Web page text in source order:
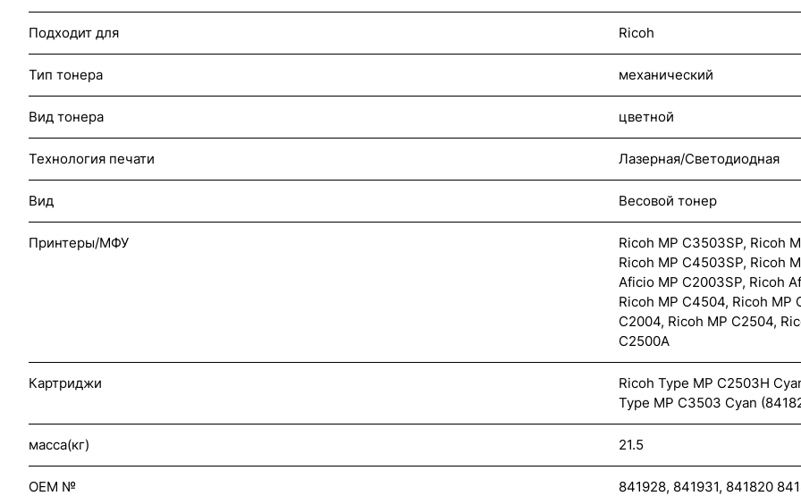
Подходит для Ricoh
Тип тонера механический
Вид тонера цветной
Технология печати Лазерная/Светодиодная
Вид Весовой тонер
Принтеры/МФУ
Ricoh MP C3503SP, Ricoh
Ricoh MP C4503SP, Ricoh
Aficio MP C2003SP, Ricoh
Ricoh MP C4504, Ricoh MP
C2004, Ricoh MP C2504,
C2500A
Картриджи
Ricoh Type MP C2503H
Type MP C3503 Cyan
масса(кг) 21.5
OEM №
841928, 841931, 841820